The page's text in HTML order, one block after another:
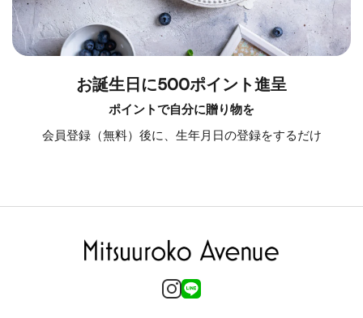
お誕生日に500ポイント進呈
ポイントで自分に贈り物を
会員登録（無料）後に、生年月日の登録をするだけ